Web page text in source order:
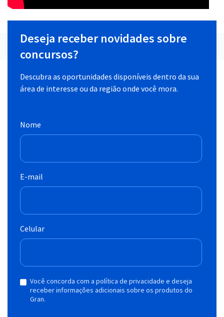
Deseja receber novidades sobre
concursos?
Descubra as oportunidades disponíveis dentro da sua
área de interesse ou da região onde você mora.
Nome
E-mail
Celular
Você concorda com a política de privacidade e deseja
receber informações adicionais sobre os produtos do
Gran.